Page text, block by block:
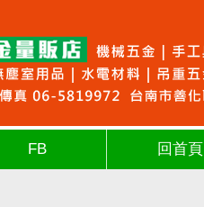
FB 回首頁